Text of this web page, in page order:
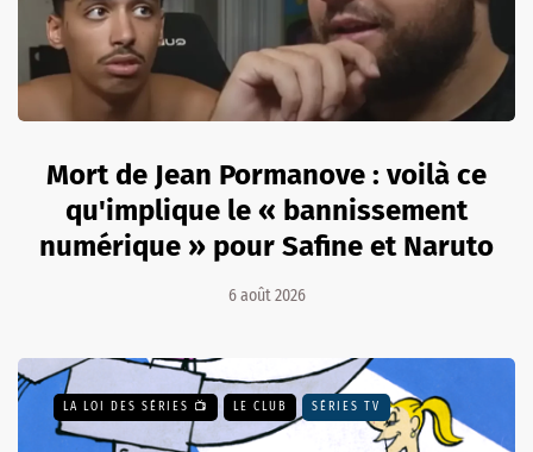
Mort de Jean Pormanove : voilà ce
qu'implique le « bannissement
numérique » pour Safine et Naruto
6 août 2026
LA LOI DES SÉRIES 📺 LE CLUB SÉRIES TV